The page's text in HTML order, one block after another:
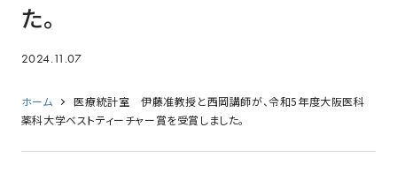
た。
2024.11.07
ホーム
医療統計室 伊藤准教授と西岡講師が、令和5年度大阪医科
薬科大学ベストティーチャー賞を受賞しました。